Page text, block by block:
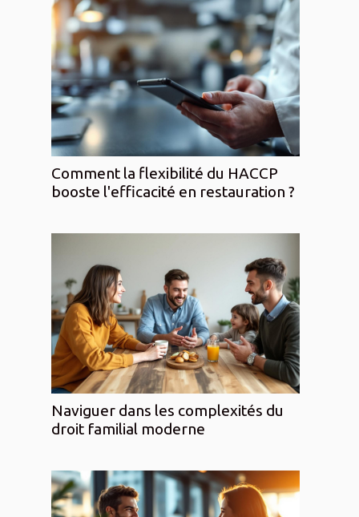
Comment la flexibilité du HACCP
booste l'efficacité en restauration ?
Naviguer dans les complexités du
droit familial moderne